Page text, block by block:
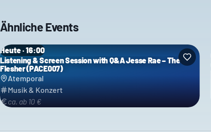
Ähnliche Events
Heute · 16:00
Listening & Screen Session with Q&A Jesse Rae – The
Flesher (PACE007)
Atemporal
Musik & Konzert
ca. ab 10 €